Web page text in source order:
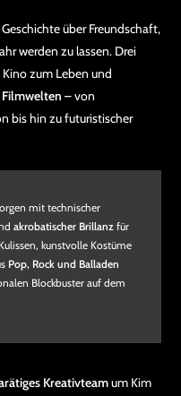
über Freundschaft,
werden zu lassen. Drei
zum Leben und
– von
bis hin zu futuristischer
mit technischer
akrobatischer Brillanz für
kunstvolle Kostüme
Pop, Rock und Balladen
Blockbuster auf dem
Kreativteamum Kim